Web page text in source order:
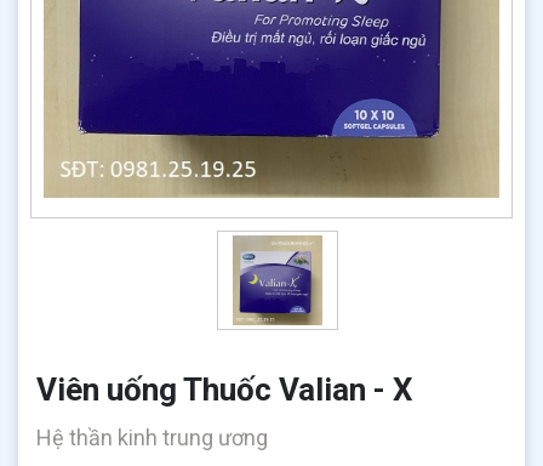
Viên uống Thuốc Valian - X
Hệ thần kinh trung ương